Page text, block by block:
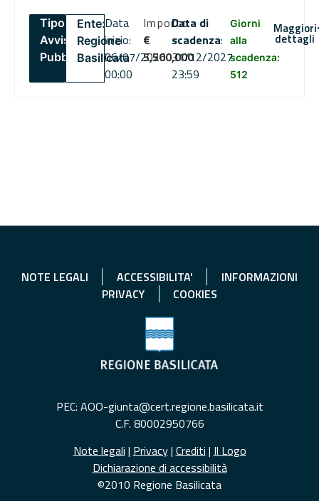
Tipo:
Avviso
Pubblico
Ente:
Regione
Basilicata
Data
inizio:
06/07/2026
00:00
Importo
€
5,500,000
Data di
scadenza:
31/12/2027
23:59
Giorni
alla
scadenza:
512
Maggiori
dettagli
NOTE LEGALI ACCESSIBILITA'
INFORMAZIONI
PRIVACY
COOKIES
PEC: AOO-giunta@cert.regione.basilicata.it
C.F. 80002950766
Note legali | Privacy| Crediti | Il Logo
Dichiarazione di accessibilità
©2010 Regione Basilicata